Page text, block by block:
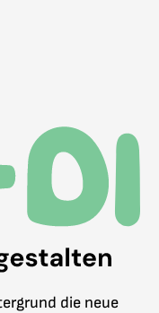
die neue